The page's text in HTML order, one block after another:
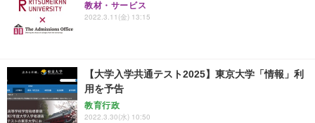
教材・サービス
2022.3.11(金) 13:15
【大学入学共通テスト2025】東京大学「情報」利
用を予告
教育行政
2022.3.30(水) 10:50